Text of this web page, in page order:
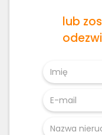
lub